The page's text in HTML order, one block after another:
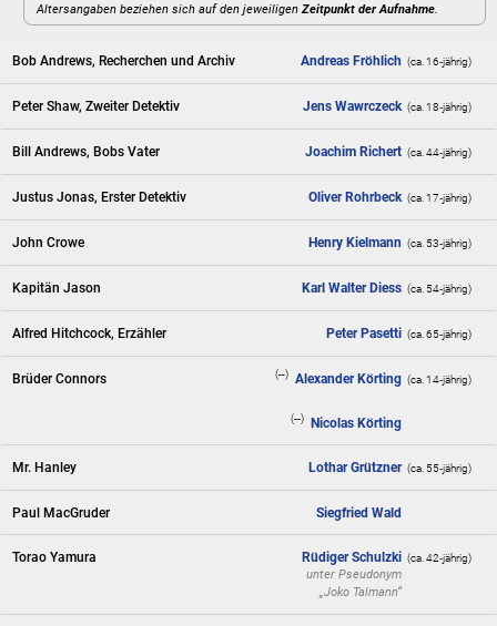
Altersangaben beziehen sich auf den jeweiligenZeitpunkt der Aufnahme.
Bob Andrews, Recherchen und Archiv Andreas Fröhlich (ca. 16‑jährig)
Peter Shaw, Zweiter Detektiv Jens Wawrczeck (ca. 18‑jährig)
Bill Andrews, Bobs Vater Joachim Richert (ca. 44‑jährig)
Justus Jonas, Erster Detektiv Oliver Rohrbeck (ca. 17‑jährig)
John Crowe Henry Kielmann (ca. 53‑jährig)
Kapitän Jason Karl Walter Diess (ca. 54‑jährig)
Alfred Hitchcock, Erzähler Peter Pasetti (ca. 65‑jährig)
Brüder Connors (--) Alexander Körting (ca. 14‑jährig)
(--) Nicolas Körting
Mr. Hanley Lothar Grützner (ca. 55‑jährig)
Paul MacGruder Siegfried Wald
Torao Yamura Rüdiger Schulzki
unter Pseudonym
„Joko Talmann“
(ca. 42‑jährig)